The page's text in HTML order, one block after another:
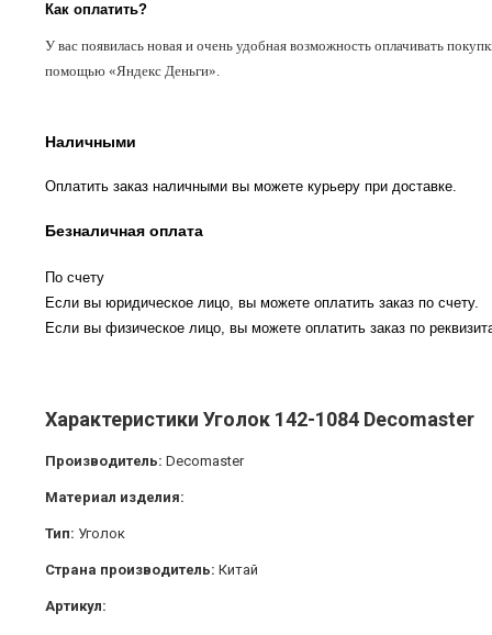
Как оплатить?
У вас появилась новая и очень удобная возможность оплачивать
помощью «Яндекс Деньги».
Наличными
Оплатить заказ наличными вы можете курьеру при доставке.
Безналичная оплата
По счету
Если вы юридическое лицо, вы можете оплатить заказ по счету.
Если вы физическое лицо, вы можете оплатить заказ по
Характеристики Уголок 142-1084 Decomaster
Производитель: Decomaster
Материал изделия:
Тип: Уголок
Страна производитель: Китай
Артикул: